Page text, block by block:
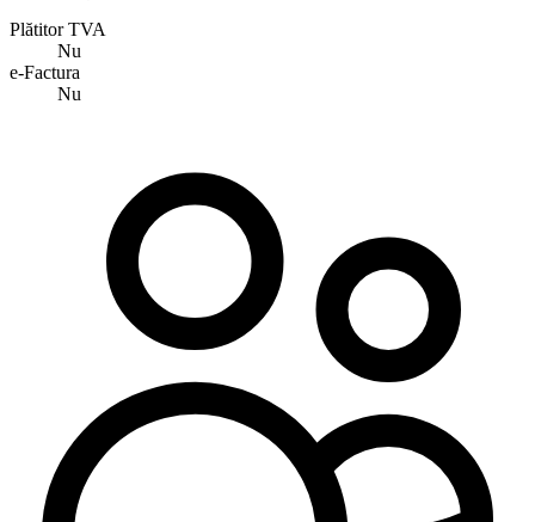
Plătitor TVA
Nu
e-Factura
Nu